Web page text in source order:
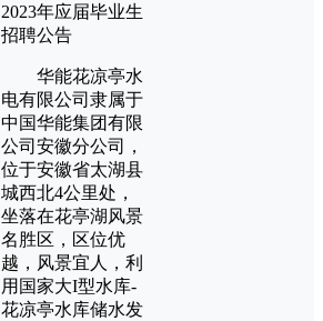
2023年应届毕业生
招聘公告
华能花凉亭水
电有限公司隶属于
中国华能集团有限
公司安徽分公司，
位于安徽省太湖县
城西北4公里处，
坐落在花亭湖风景
名胜区，区位优
越，风景宜人，利
用国家大I型水库-
花凉亭水库储水发